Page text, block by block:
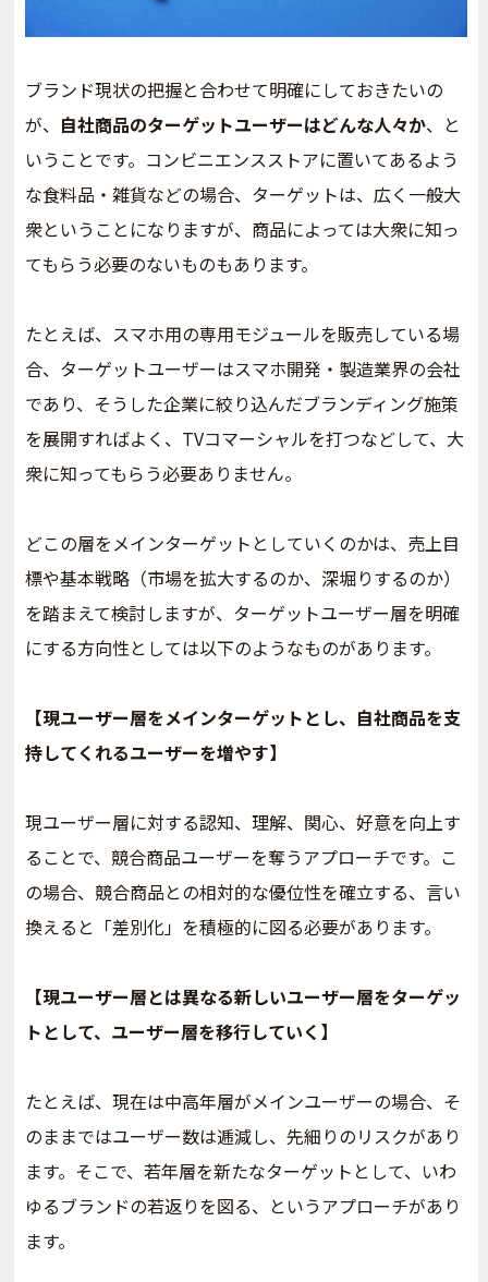
ブランド現状の把握と合わせて明確にしておきたいの
が、 自社商品のターゲットユーザーはどんな人々か、と
いうことです。コンビニエンスストアに置いてあるよう
な食料品・雑貨などの場合、ターゲットは、広く一般大
衆ということになりますが、商品によっては大衆に知っ
てもらう必要のないものもあります。
たとえば、スマホ用の専用モジュールを販売している場
合、ターゲットユーザーはスマホ開発・製造業界の会社
であり、そうした企業に絞り込んだブランディング施策
を展開すればよく、TVコマーシャルを打つなどして、大
衆に知ってもらう必要ありません。
どこの層をメインターゲットとしていくのかは、売上目
標や基本戦略（市場を拡大するのか、深堀りするのか）
を踏まえて検討しますが、ターゲットユーザー層を明確
にする方向性としては以下のようなものがあります。
【現ユーザー層をメインターゲットとし、自社商品を支
持してくれるユーザーを増やす】
現ユーザー層に対する認知、理解、関心、好意を向上す
ることで、競合商品ユーザーを奪うアプローチです。こ
の場合、競合商品との相対的な優位性を確立する、言い
換えると「差別化」を積極的に図る必要があります。
【現ユーザー層とは異なる新しいユーザー層をターゲッ
トとして、ユーザー層を移行していく】
たとえば、現在は中高年層がメインユーザーの場合、そ
のままではユーザー数は逓減し、先細りのリスクがあり
ます。そこで、若年層を新たなターゲットとして、いわ
ゆるブランドの若返りを図る、というアプローチがあり
ます。